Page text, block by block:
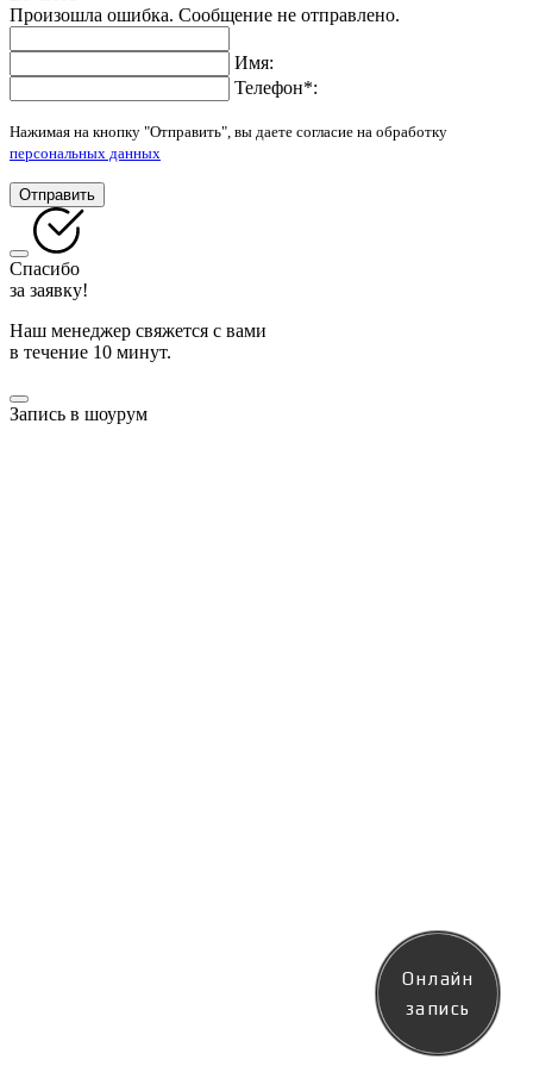
Произошла ошибка. Сообщение не отправлено.
Имя:
Телефон*:
Нажимая на кнопку "Отправить", вы даете согласие на обработку
персональных данных
Отправить
Спасибо
за заявку!
Наш менеджер свяжется с вами
в течение 10 минут.
Запись в шоурум
Онлайн
запись